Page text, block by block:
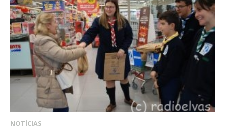
NOTÍCIAS